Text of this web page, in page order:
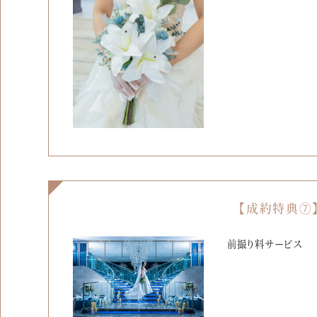
【成約特典⑦
前撮り料サービス